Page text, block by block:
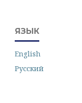
ЯЗЫК
English
Русский